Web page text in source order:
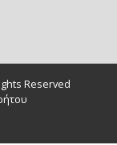
Reserved